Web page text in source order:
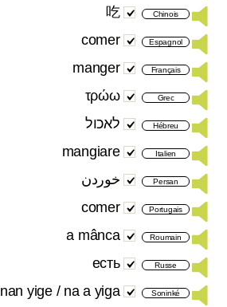
Chinois
吃
Espagnol
comer
Français
manger
Grec
τρώω
Hébreu לאכול
Italien
mangiare
Persan خوردن
Portugais
comer
Roumain
a mânca
Russe
есть
Soninké
nan yige / na a yiga